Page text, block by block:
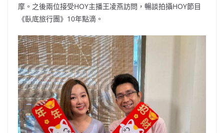
摩。之後兩位接受HOY主播王凌燕訪問，暢談拍攝HOY節目
《臥底旅行團》10年點滴。